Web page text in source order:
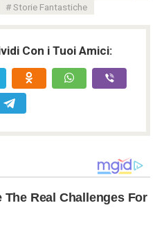
Storie Fantastiche
Con i Tuoi Amici: